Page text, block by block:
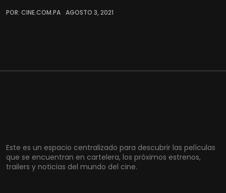
POR: CINE.COM.PA AGOSTO 3, 2021
Este es un espacio centralizado para descubrir las películas
que se encuentran en cartelera, los próximos estrenos,
trailers y noticias del mundo del cine.